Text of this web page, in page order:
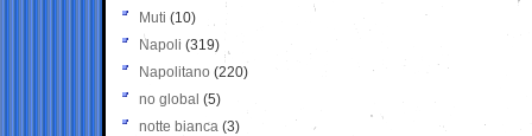
Muti (10)
Napoli (319)
Napolitano (220)
no global (5)
notte bianca (3)